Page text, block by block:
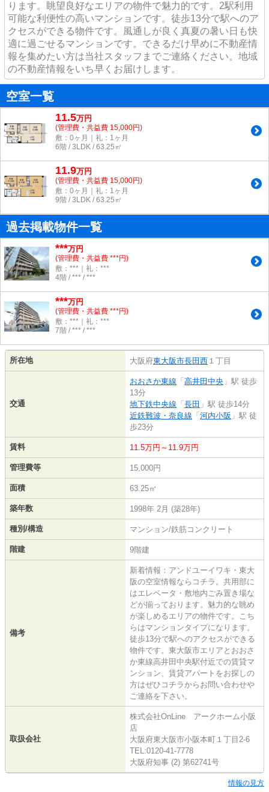
ります。眺望良好なエリアの物件で魅力的です。2駅利用
可能な利便性の高いマンションです。徒歩13分で駅へのア
クセスができる物件です。風通しが良く真夏の暑い日も快
適に過ごせるマンションです。できるだけ早めに不動産情
報を集めたい方は当社スタッフまでご連絡ください。地域
の不動産情報をいち早くお届けします。
空室一覧
11.5万円
(管理費・共益費 15,000円)
敷：0ヶ月｜礼：1ヶ月
6階 / 3LDK / 63.25㎡
11.9万円
(管理費・共益費 15,000円)
敷：0ヶ月｜礼：1ヶ月
9階 / 3LDK / 63.25㎡
過去掲載物件一覧
***万円
(管理費・共益費 ***円)
敷：***｜礼：***
4階 / *** / ***
***万円
(管理費・共益費 ***円)
敷：***｜礼：***
7階 / *** / ***
所在地 大阪府東大阪市長田西 １丁目
交通
おおさか東線 「 高井田中央 」駅 徒歩
13分
地下鉄中央線 「 長田 」駅 徒歩14分
近鉄難波・奈良線 「 河内小阪 」駅 徒
歩23分
賃料 11.5万円～11.9万円
管理費等 15,000円
面積 63.25㎡
築年数 1998年 2月 (築28年)
種別/構造 マンション/鉄筋コンクリート
階建 9階建
備考
新着情報：アンドユーイワキ・東大
阪の空室情報ならコチラ。共用部に
はエレベータ・敷地内ごみ置き場な
どが揃っております。魅力的な眺め
が楽しめるエリアの物件です。こち
らはマンションタイプになります。
徒歩13分で駅へのアクセスができる
物件です。東大阪市エリアとおおさ
か東線高井田中央駅付近での賃貸マ
ンション、賃貸アパートをお探しの
方はぜひコチラからお問い合わせや
ご連絡を下さい。
取扱会社
株式会社OnLine アークホーム小阪
店
大阪府東大阪市小阪本町１丁目2-6
TEL:0120-41-7778
大阪府知事 (2) 第62741号
情報の見方